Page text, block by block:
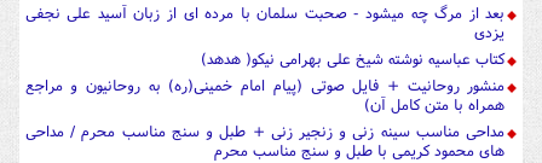
بعد از مرگ چه میشود - صحبت سلمان با مرده ای از زبان آسید علی نجفی
یزدی
کتاب عباسیه نوشته شیخ علی بهرامی نیکو( هدهد)
منشور روحانیت + فایل صوتی (پیام امام خمینی(ره) به روحانیون و مراجع
همراه با متن کامل آن)
مداحی مناسب سینه زنی و زنجیر زنی + طبل و سنج مناسب محرم / مداحی
های محمود کریمی با طبل و سنج مناسب محرم